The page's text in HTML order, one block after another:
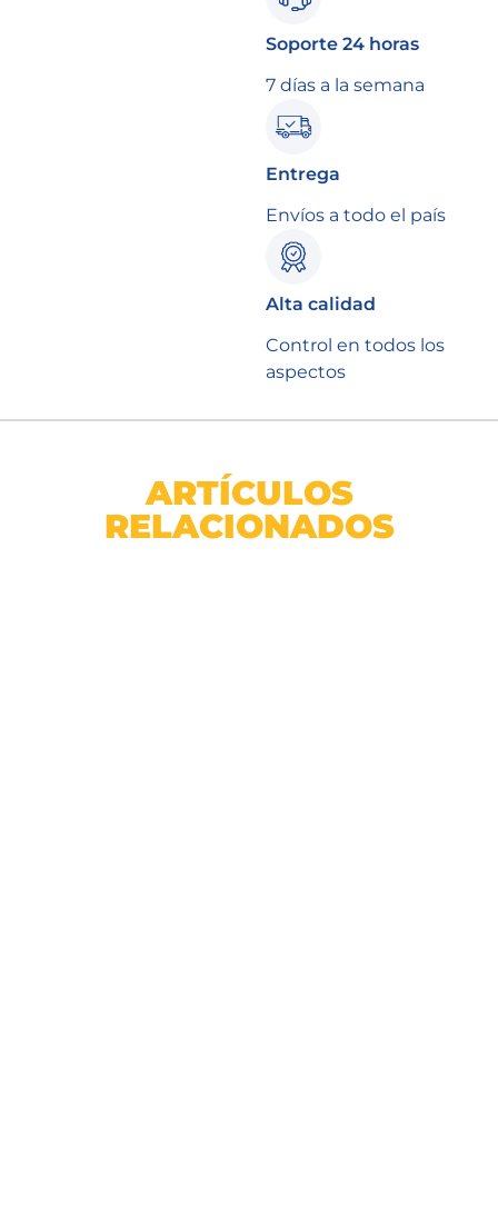
Soporte 24 horas
7 días a la semana
Entrega
Envíos a todo el país
Alta calidad
Control en todos los
aspectos
ARTÍCULOS
RELACIONADOS